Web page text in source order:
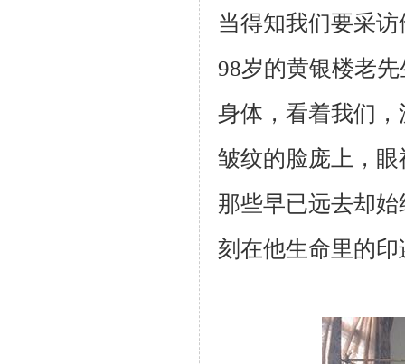
当得知我们要采
98岁的黄银楼老
身体，看着我们
皱纹的脸庞上，
那些早已远去却
刻在他生命里的